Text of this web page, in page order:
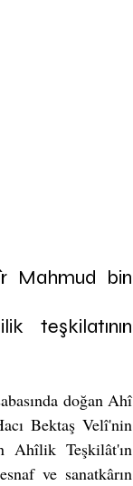
Mahmud bin
teşkilatının
doğan Ahî
Bektaş Velî'nin
Ahîlik Teşkilât'ın
ve sanatkârın